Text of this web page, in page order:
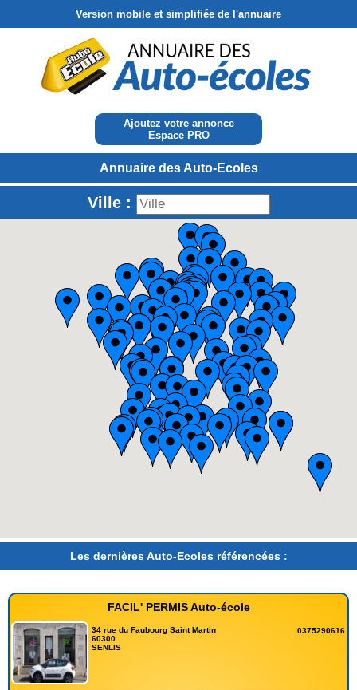
Version mobile et simplifiée de l'annuaire
Ajoutez votre annonce
Espace PRO
Annuaire des Auto-Ecoles
Ville :
Les dernières Auto-Ecoles référencées :
FACIL' PERMIS Auto-école
34 rue du Faubourg Saint Martin
60300
SENLIS
0375290616